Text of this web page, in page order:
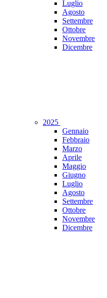
Luglio
Agosto
Settembre
Ottobre
Novembre
Dicembre
2025
Gennaio
Febbraio
Marzo
Aprile
Maggio
Giugno
Luglio
Agosto
Settembre
Ottobre
Novembre
Dicembre